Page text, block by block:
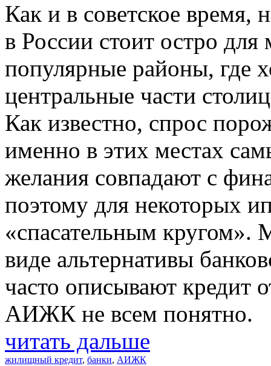
Как и в советское время,
в России стоит остро
популярные районы, где
центральные части
Как известно, спрос
именно в этих местах
желания совпадают с
поэтому для некоторых
«спасательным кругом».
виде альтернативы
часто описывают кредит
АИЖК не всем понятно.
читать дальше
жилищный кредит, банки, АИЖК